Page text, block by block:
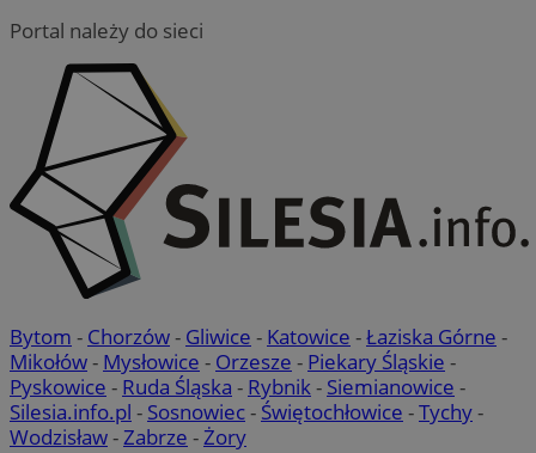
Portal należy do sieci
Bytom - Chorzów- Gliwice - Katowice -Łaziska Górne -
Mikołów- Mysłowice - Orzesze - Piekary Śląskie -
Pyskowice - Ruda Śląska - Rybnik- Siemianowice -
Silesia.info.pl - Sosnowiec- Świętochłowice -Tychy-
Wodzisław-Zabrze -Żory